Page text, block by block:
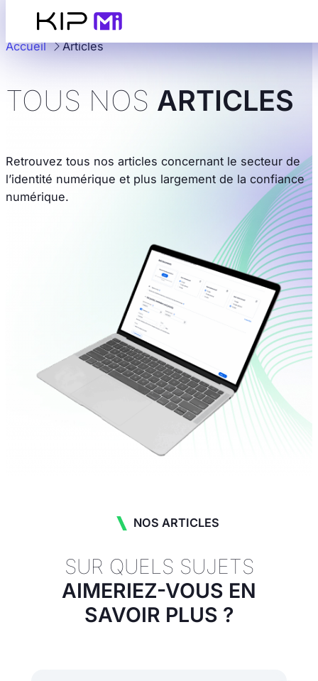
contenu
Accueil Articles
TOUS NOS ARTICLES
Retrouvez tous nos articles concernant le secteur de
l’identité numérique et plus largement de la confiance
numérique.
NOS ARTICLES
SUR QUELS SUJETS
AIMERIEZ-VOUS EN
SAVOIR PLUS ?